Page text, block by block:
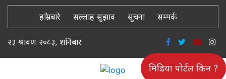
हाम्रो बारे सल्लाह सुझाव सूचना सम्पर्क
२३ श्रावण २०८३, शनिबार
मिडिया पोर्टल किन ?